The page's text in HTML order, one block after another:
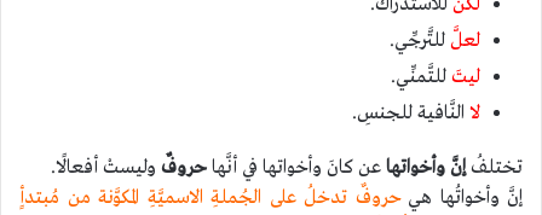
لكنْ للاستدراك.
لعلَّ للتَّرجِّي.
ليتَ للتَّمنِّي.
لا النَّافية للجنسِ.
تختلفُإنَّ وأخواتها عن كانَ وأخواتها في أنَّها حروفٌ وليستْ أفعالًا.
إنَّ وأخواتُها هيحروفٌ تدخلُ على الجُملةِ الاسميَّةِ المكوَّنة من مُبتدأٍ